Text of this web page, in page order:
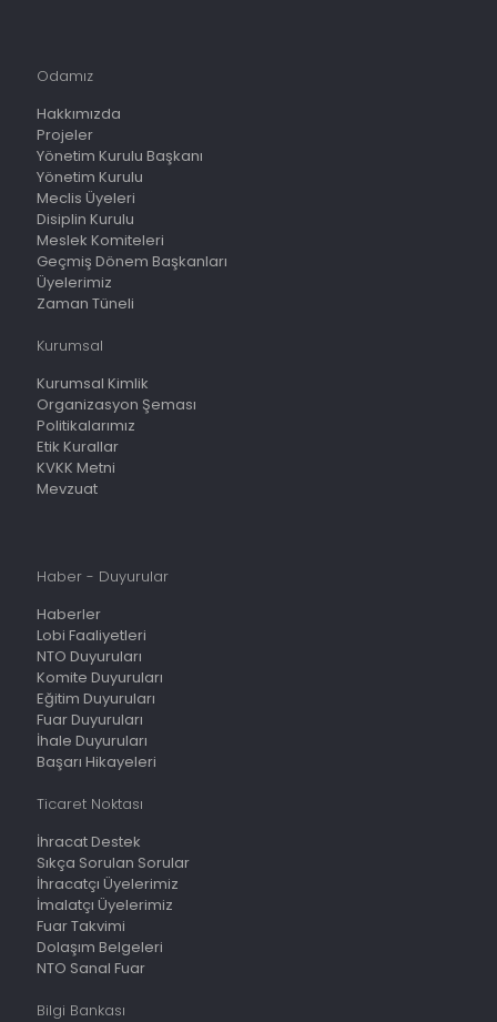
Odamız
Hakkımızda
Projeler
Yönetim Kurulu Başkanı
Yönetim Kurulu
Meclis Üyeleri
Disiplin Kurulu
Meslek Komiteleri
Geçmiş Dönem Başkanları
Üyelerimiz
Zaman Tüneli
Kurumsal
Kurumsal Kimlik
Organizasyon Şeması
Politikalarımız
Etik Kurallar
KVKK Metni
Mevzuat
Haber - Duyurular
Haberler
Lobi Faaliyetleri
NTO Duyuruları
Komite Duyuruları
Eğitim Duyuruları
Fuar Duyuruları
İhale Duyuruları
Başarı Hikayeleri
Ticaret Noktası
İhracat Destek
Sıkça Sorulan Sorular
İhracatçı Üyelerimiz
İmalatçı Üyelerimiz
Fuar Takvimi
Dolaşım Belgeleri
NTO Sanal Fuar
Bilgi Bankası